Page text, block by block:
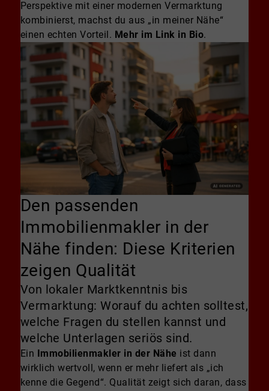
Perspektive mit einer modernen Vermarktung
kombinierst, machst du aus „in meiner Nähe“
einen echten Vorteil. Mehr im Link in Bio.
Den passenden
Immobilienmakler in der
Nähe finden: Diese Kriterien
zeigen Qualität
Von lokaler Marktkenntnis bis
Vermarktung: Worauf du achten solltest,
welche Fragen du stellen kannst und
welche Unterlagen seriös sind.
Ein Immobilienmakler in der Nähe ist dann
wirklich wertvoll, wenn er mehr liefert als „ich
kenne die Gegend“. Qualität zeigt sich daran, dass